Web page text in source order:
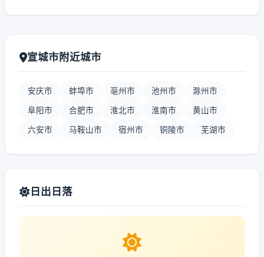
宣城市附近城市
安庆市 蚌埠市 亳州市 池州市 滁州市
阜阳市 合肥市 淮北市 淮南市 黄山市
六安市 马鞍山市 宿州市 铜陵市 芜湖市
日出日落